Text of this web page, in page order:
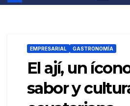
EMPRESARIAL GASTRONOMÍA
El ají, un
sabor y